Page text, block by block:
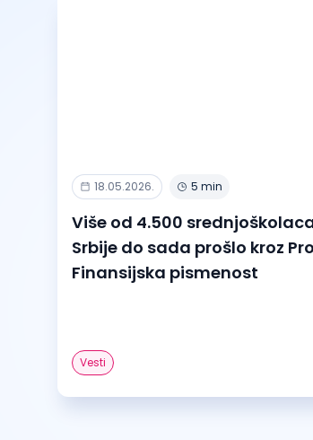
18.05.2026. 5 min
Više od 4.500
Srbije do sada prošlo kroz
Finansijska pismenost
Vesti